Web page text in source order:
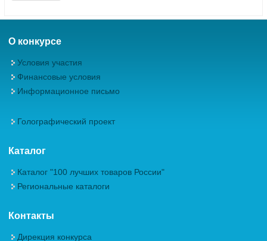
О конкурсе
Условия участия
Финансовые условия
Информационное письмо
Голографический проект
Каталог
Каталог "100 лучших товаров России"
Региональные каталоги
Контакты
Дирекция конкурса